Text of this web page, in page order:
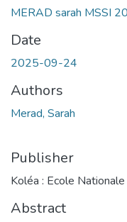
MERAD sarah MSSI
Date
2025-09-24
Authors
Merad, Sarah
Publisher
Koléa : Ecole
Abstract